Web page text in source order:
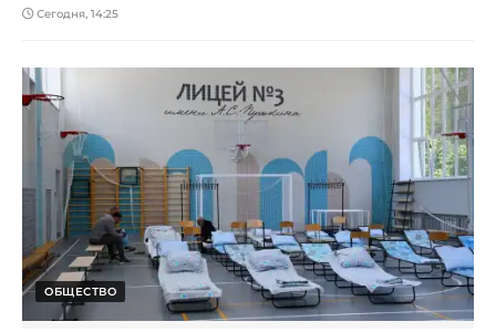
Сегодня, 14:25
ОБЩЕСТВО